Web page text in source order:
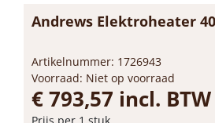
Andrews Elektroheater
Artikelnummer: 1726943
Voorraad: Niet op voorraad
€ 793,57 incl. BTW